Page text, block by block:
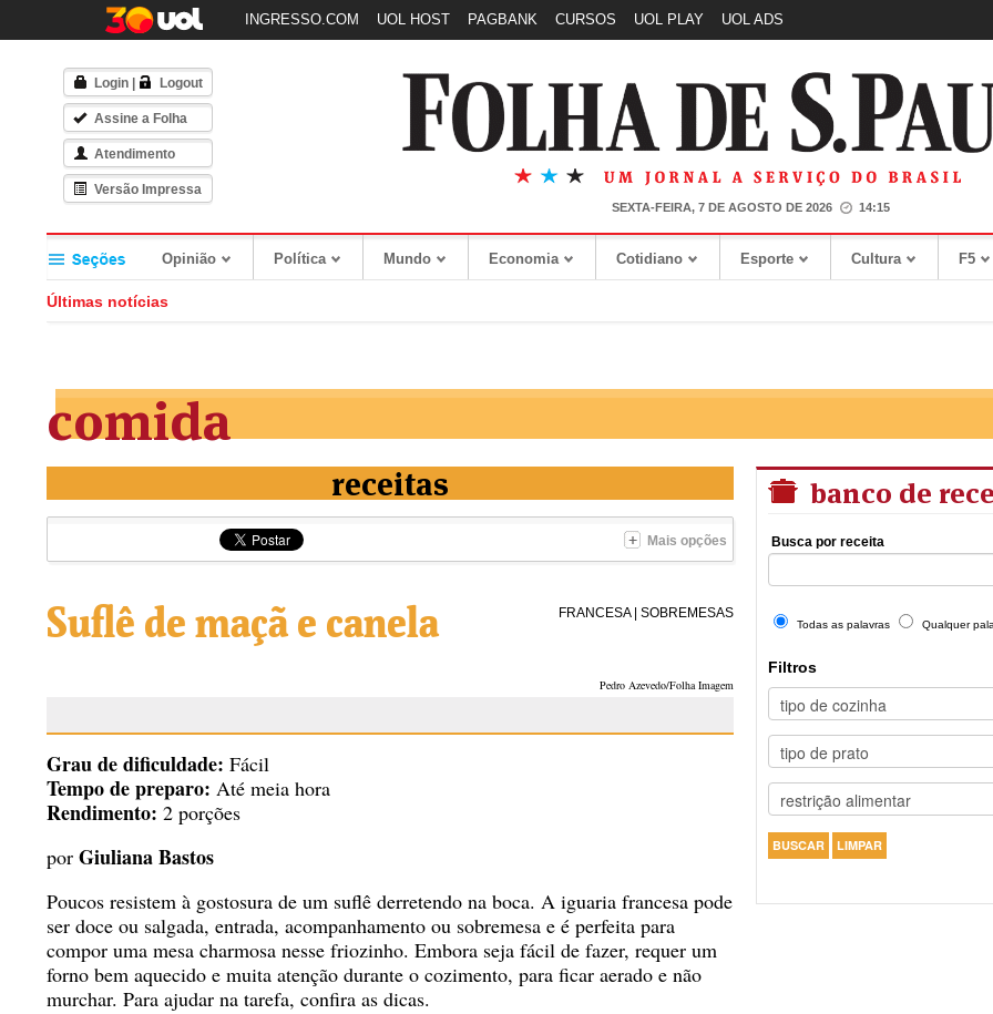
INGRESSO.COM UOL HOST PAGBANK CURSOS UOL PLAY UOL ADS
SEXTA-FEIRA, 7 DE AGOSTO DE 2026 14:15
Login Logout
Assine a Folha
Atendimento
Versão Impressa
Opinião Política Mundo Economia Cotidiano Esporte Cultura F5
Últimas notícias
comida
receitas
Mais opções
Suflê de maçã e canela FRANCESA| SOBREMESAS
Pedro Azevedo/Folha Imagem
Grau de dificuldade: Fácil
Tempo de preparo: Até meia hora
Rendimento: 2 porções
por Giuliana Bastos
Poucos resistem à gostosura de um suflê derretendo na boca. A iguaria francesa pode
ser doce ou salgada, entrada, acompanhamento ou sobremesa e é perfeita para
compor uma mesa charmosa nesse friozinho. Embora seja fácil de fazer, requer um
forno bem aquecido e muita atenção durante o cozimento, para ficar aerado e não
murchar. Para ajudar na tarefa, confira as dicas.
banco de
Busca por receita
Todas as palavras Qualquer
Filtros